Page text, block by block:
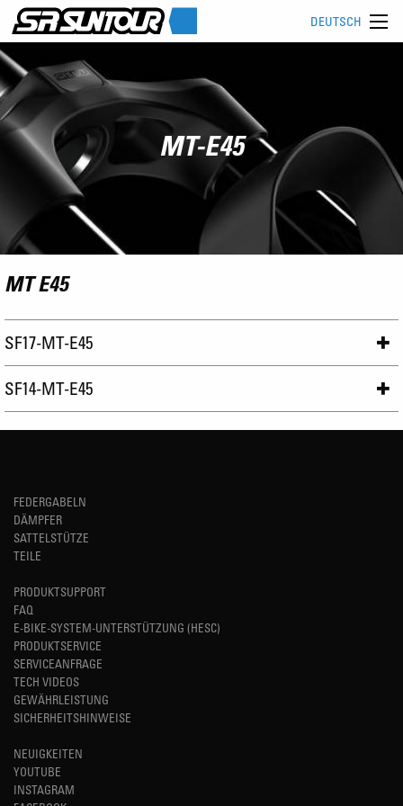
DEUTSCH
MT-E45
MT E45
SF17-MT-E45
SF14-MT-E45
FEDERGABELN
DÄMPFER
SATTELSTÜTZE
TEILE
PRODUKTSUPPORT
FAQ
E-BIKE-SYSTEM-UNTERSTÜTZUNG (HESC)
PRODUKTSERVICE
SERVICEANFRAGE
TECH VIDEOS
GEWÄHRLEISTUNG
SICHERHEITSHINWEISE
NEUIGKEITEN
YOUTUBE
INSTAGRAM